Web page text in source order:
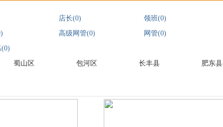
店长(0) 领班(0)
高级网管(0) 网管(0)
蜀山区 包河区 长丰县
肥东县